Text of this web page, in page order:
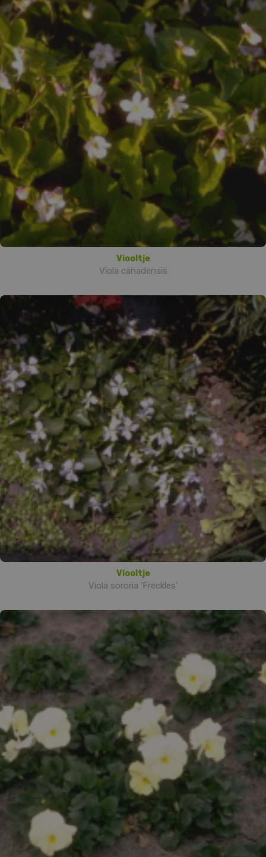
Viooltje
Viola canadensis
Viooltje
Viola sororia 'Freckles'